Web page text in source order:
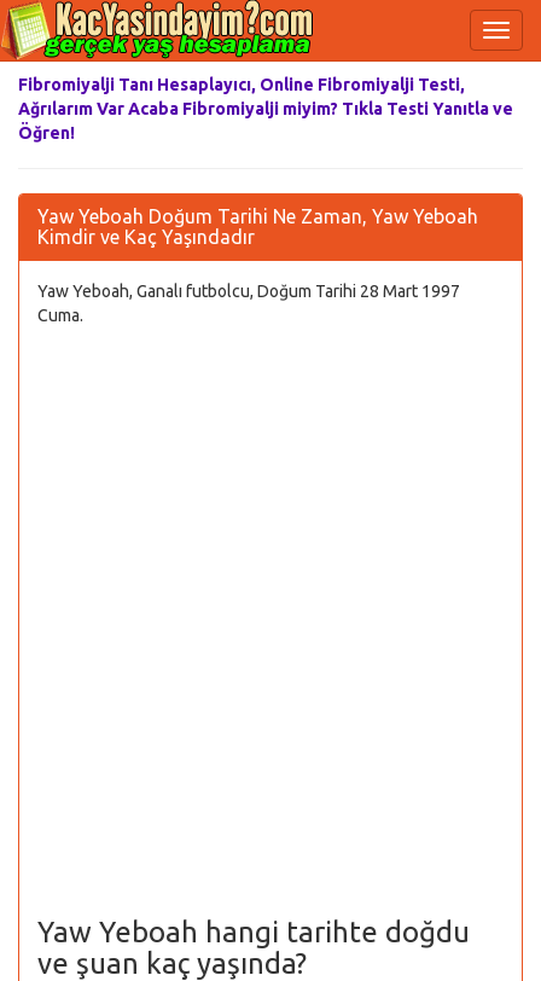
Fibromiyalji Tanı Hesaplayıcı, Online Fibromiyalji Testi,
Ağrılarım Var Acaba Fibromiyalji miyim? Tıkla Testi Yanıtla ve
Öğren!
Yaw Yeboah Doğum Tarihi Ne Zaman, Yaw Yeboah
Kimdir ve Kaç Yaşındadır
Yaw Yeboah, Ganalı futbolcu, Doğum Tarihi 28 Mart 1997
Cuma.
Yaw Yeboah hangi tarihte doğdu
ve şuan kaç yaşında?